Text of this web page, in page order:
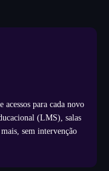
acessos para cada novo
(LMS), salas
sem intervenção